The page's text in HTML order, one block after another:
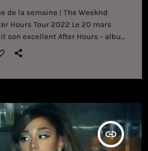
de la semaine ! The Weeknd
Hours Tour 2022 Le 20 mars
son excellent After Hours - album
Lights. Avec cet opus, l'artiste
chapitre de sa carrière, nous
insert_link